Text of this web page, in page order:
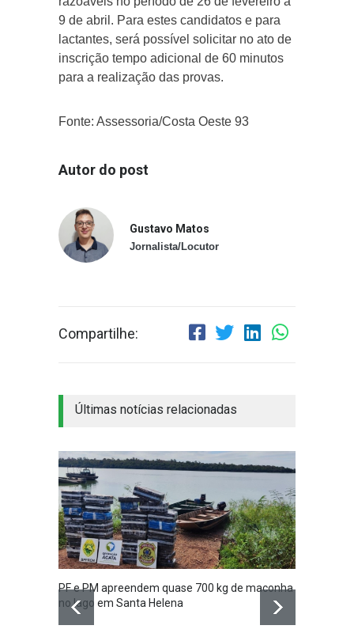
9 de abril. Para estes candidatos e para
lactantes, será possível solicitar no ato de
inscrição tempo adicional de 60 minutos
para a realização das provas.
Fonte: Assessoria/Costa Oeste 93
Autor do post
Gustavo Matos
Jornalista/Locutor
Compartilhe:
Últimas notícias relacionadas
PF e PM apreendem quase 700 kg de maconha
no lago em Santa Helena